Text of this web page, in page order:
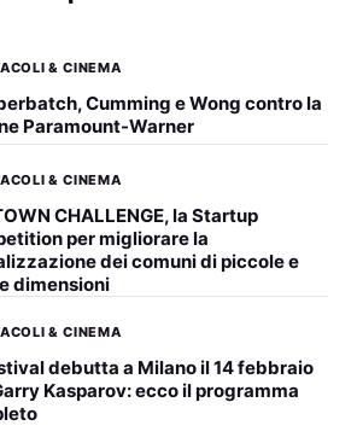
& CINEMA
Cumming e Wong contro la
Paramount-Warner
& CINEMA
CHALLENGE, la Startup
per migliorare la
dei comuni di piccole e
dimensioni
& CINEMA
debutta a Milano il 14 febbraio
Kasparov: ecco il programma